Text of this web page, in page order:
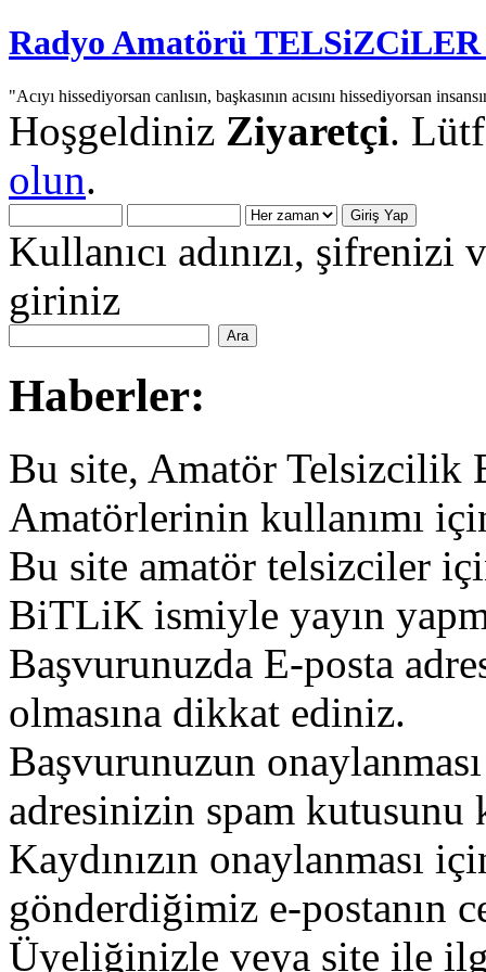
Radyo Amatörü
"Acıyı hissediyorsan canlısın, başkasının acısını hissediyorsan
Hoşgeldiniz Ziyaretçi.
olun.
Kullanıcı adınızı,
giriniz
Haberler:
Bu site, Amatör Telsizcilik
Amatörlerinin kullanımı
Bu site amatör telsizciler
BiTLiK ismiyle yayın
Başvurunuzda E-posta
olmasına dikkat ediniz.
Başvurunuzun
adresinizin spam
Kaydınızın onaylanması
gönderdiğimiz e-postanın
Üyeliğinizle veya site ile